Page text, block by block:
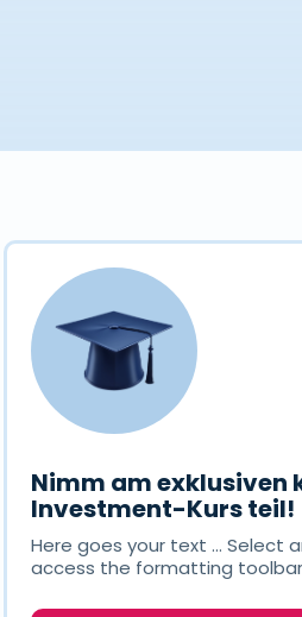
Nimm am exklusiven
Investment-Kurs teil!
Here goes your text ... Select
access the formatting